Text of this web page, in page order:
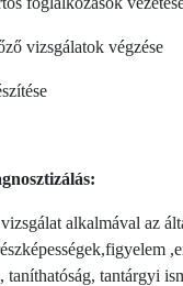
vizsgálatok végzése
alkalmával az
taníthatóság, tantárgyi